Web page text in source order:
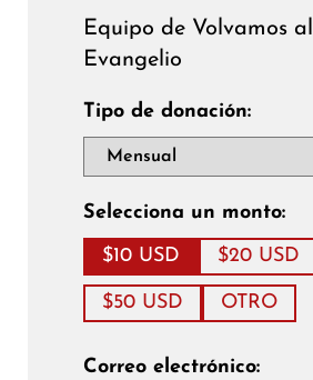
Equipo de Volvamos al
Evangelio
Tipo de donación:
Selecciona un monto:
$10 USD $20 USD
$50 USD OTRO
Correo electrónico: